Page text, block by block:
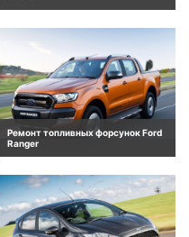
Ремонт топливных форсунок Ford
Ranger